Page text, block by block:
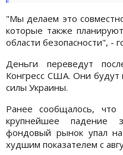
"Мы делаем это
которые также
области безопасности", -
Деньги переведут
Конгресс США. Они будут
силы Украины.
Ранее сообщалось, что
крупнейшее падение
фондовый рынок упал
худшим показателем с